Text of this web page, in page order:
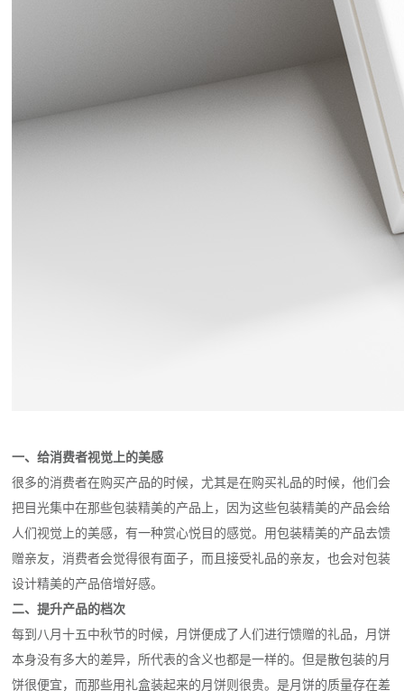
一、给消费者视觉上的美感
很多的消费者在购买产品的时候，尤其是在购买礼品的时候，他们会
把目光集中在那些包装精美的产品上，因为这些包装精美的产品会给
人们视觉上的美感，有一种赏心悦目的感觉。用包装精美的产品去馈
赠亲友，消费者会觉得很有面子，而且接受礼品的亲友，也会对包装
设计精美的产品倍增好感。
二、提升产品的档次
每到八月十五中秋节的时候，月饼便成了人们进行馈赠的礼品，月饼
本身没有多大的差异，所代表的含义也都是一样的。但是散包装的月
饼很便宜，而那些用礼盒装起来的月饼则很贵。是月饼的质量存在差